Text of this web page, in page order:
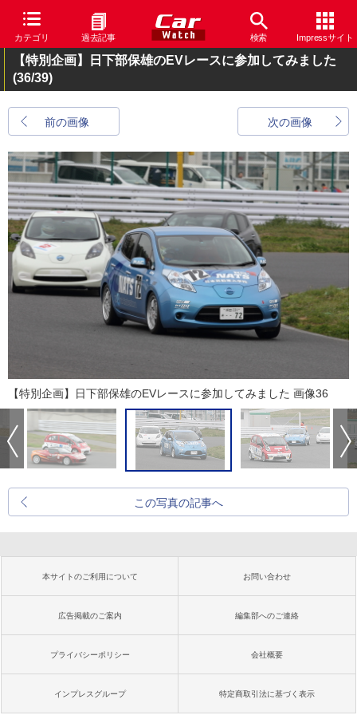
カテゴリ 過去記事 検索 Impressサイト
【特別企画】日下部保雄のEVレースに参加してみました
(36/39)
前の画像 次の画像
【特別企画】日下部保雄のEVレースに参加してみました 画像36
この写真の記事へ
本サイトのご利用について お問い合わせ
広告掲載のご案内 編集部へのご連絡
プライバシーポリシー 会社概要
インプレスグループ 特定商取引法に基づく表示